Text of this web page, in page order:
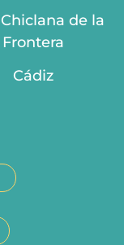
Chiclana de la
Frontera
Cádiz